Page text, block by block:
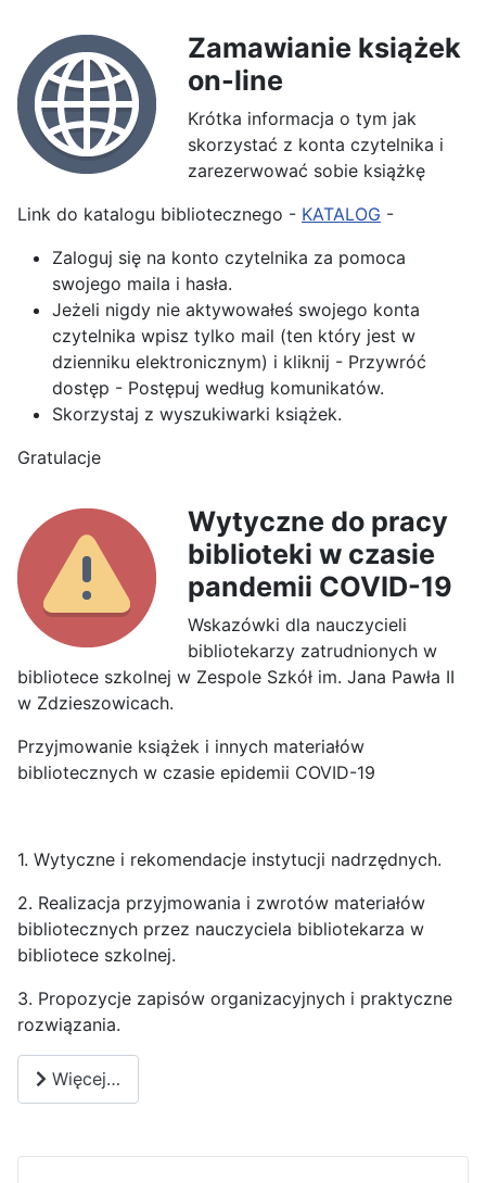
Zamawianie książek
on-line
Krótka informacja o tym jak
skorzystać z konta czytelnika i
zarezerwować sobie książkę
Link do katalogu bibliotecznego - KATALOG -
Zaloguj się na konto czytelnika za pomoca
swojego maila i hasła.
Jeżeli nigdy nie aktywowałeś swojego konta
czytelnika wpisz tylko mail (ten który jest w
dzienniku elektronicznym) i kliknij - Przywróć
dostęp - Postępuj według komunikatów.
Skorzystaj z wyszukiwarki książek.
Gratulacje
Wytyczne do pracy
biblioteki w czasie
pandemii COVID-19
Wskazówki dla nauczycieli
bibliotekarzy zatrudnionych w
bibliotece szkolnej w Zespole Szkół im. Jana Pawła II
w Zdzieszowicach.
Przyjmowanie książek i innych materiałów
bibliotecznych w czasie epidemii COVID-19
1. Wytyczne i rekomendacje instytucji nadrzędnych.
2. Realizacja przyjmowania i zwrotów materiałów
bibliotecznych przez nauczyciela bibliotekarza w
bibliotece szkolnej.
3. Propozycje zapisów organizacyjnych i praktyczne
rozwiązania.
Więcej…